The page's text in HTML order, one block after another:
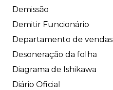
Demissão
Demitir Funcionário
Departamento de vendas
Desoneração da folha
Diagrama de Ishikawa
Diário Oficial